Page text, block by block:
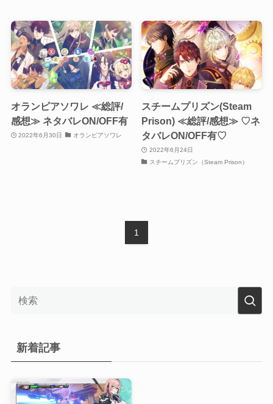
検索
検索
オランピアソワレ ≪総評/
感想≫ ネタバレON/OFF有
2022年6月30日 オランピアソワレ
スチームプリズン(Steam
Prison) ≪総評/感想≫ ♡ネ
タバレON/OFF有♡
2022年6月24日
スチームプリズン（Steam Prison）
1
新着記事